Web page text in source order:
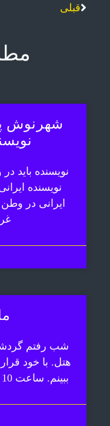
قبلی
شهرنوش
نویسنده باید
نویسنده
ایرانی در
شب رفتم
هتل. با خود
ببینم. ساعت 10 شب غروب می شود. پس